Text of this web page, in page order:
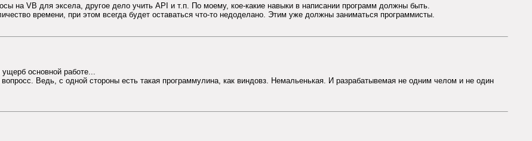
на VB для эксела, другое дело учить API и т.п. По моему, кое-какие навыки в написании программ должны быть.
времени, при этом всегда будет оставаться что-то недоделано. Этим уже должны заниматься программисты.
основной работе...
Ведь, с одной стороны есть такая программулина, как виндовз. Немальенькая. И разрабатывемая не одним челом и не один